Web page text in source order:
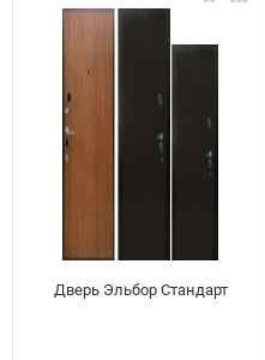
Дверь Эльбор Стандарт